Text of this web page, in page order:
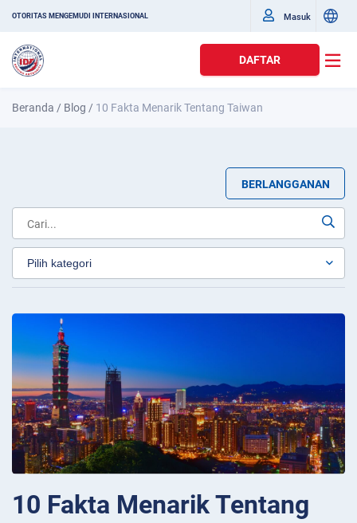
OTORITAS MENGEMUDI INTERNASIONAL Masuk
DAFTAR
Beranda / Blog / 10 Fakta Menarik Tentang Taiwan
BERLANGGANAN
10 Fakta Menarik Tentang